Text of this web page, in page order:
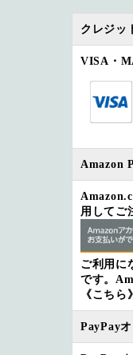
クレジッ
VISA・
Amazon
用してご
ご利用に
です。
《こちら》
PayPay